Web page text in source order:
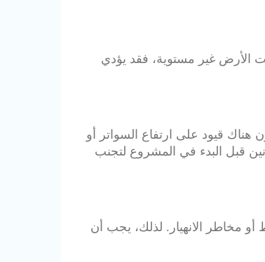
الأرض غير مستوية، فقد يؤدي
هناك قيود على ارتفاع السواتر أو
قبل البدء في المشروع لتجنب
مخاطر الانهيار. لذلك، يجب أن